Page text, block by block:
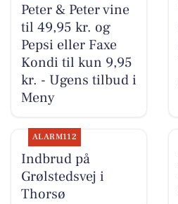
Peter & Peter vine
til 49,95 kr. og
Pepsi eller Faxe
Kondi til kun 9,95
kr. - Ugens tilbud i
Meny
ALARM112
Indbrud på
Grølstedsvej i
Thorsø